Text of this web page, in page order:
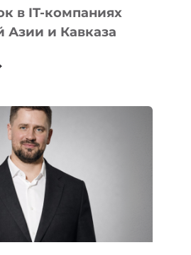
в IT-компаниях
Азии и Кавказа